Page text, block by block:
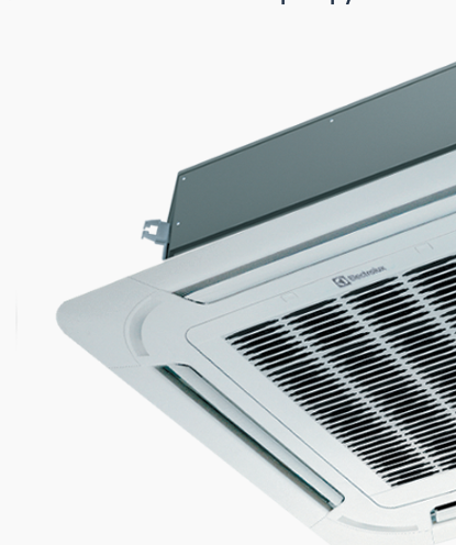
Фанкойл кассетный четырёхтрубные Electrolux EFR-
Фанкойл кассетный